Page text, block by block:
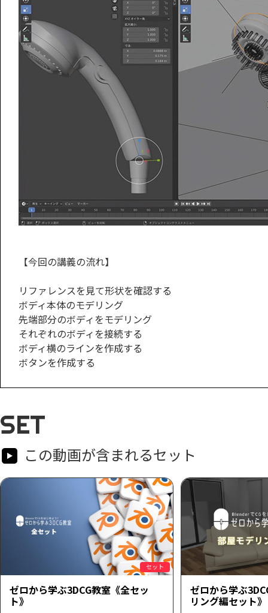
【今回の講義の流れ】
リファレンスを見て形状を確認する
ボディ本体のモデリング
先端部分のボディをモデリング
それぞれのボディを接続する
ボディ横のラインを作成する
ボタンを作成する
SET
この動画が含まれるセット
セット
ゼロから学ぶ3DCG教室《全セッ
ト》
ゼロから学ぶ
リング編セット》